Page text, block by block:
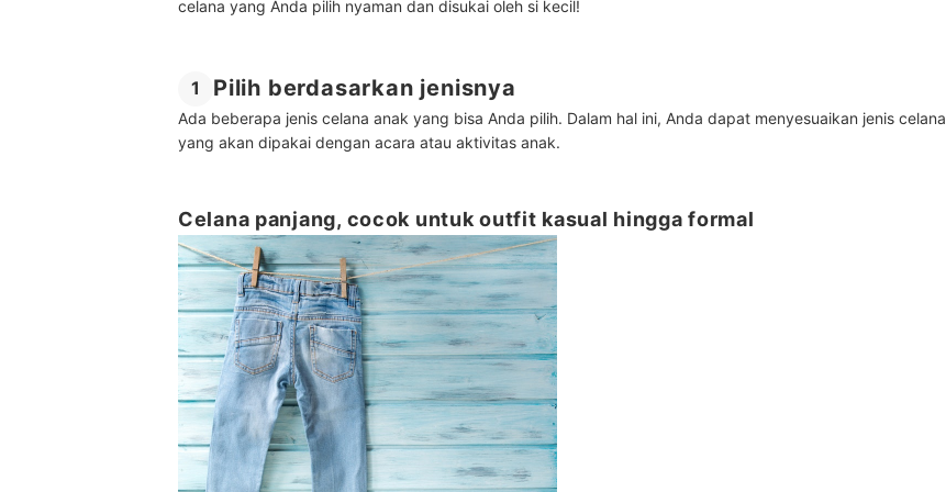
celana yang Anda pilih nyaman dan disukai oleh si kecil!
1 Pilih berdasarkan jenisnya
Ada beberapa jenis celana anak yang bisa Anda pilih. Dalam hal ini, Anda dapat menyesuaikan jenis celana
yang akan dipakai dengan acara atau aktivitas anak.
Celana panjang, cocok untuk outfit kasual hingga formal